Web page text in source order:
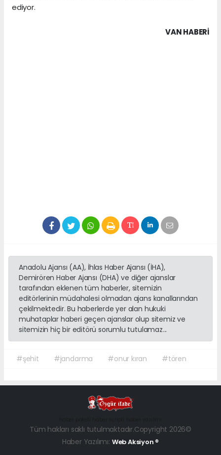
ediyor.
VAN HABERİ
Anadolu Ajansı (AA), İhlas Haber Ajansı (İHA),
Demirören Haber Ajansı (DHA) ve diğer ajanslar
tarafından eklenen tüm haberler, sitemizin
editörlerinin müdahalesi olmadan ajans kanallarından
çekilmektedir. Bu haberlerde yer alan hukuki
muhataplar haberi geçen ajanslar olup sitemiz ve
sitemizin hiç bir editörü sorumlu tutulamaz...
#şehit #jandarma #onur kıran #tören
Tüm hakları saklı tutulmaktadır.Copyright 2026©
Haber Yazılımı: Web Aksiyon ®